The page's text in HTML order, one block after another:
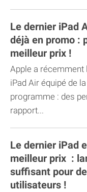
Le dernier iPad
déjà en promo :
meilleur prix !
Apple a récemment
iPad Air équipé de
programme : des
rapport...
Le dernier iPad
meilleur prix :
suffisant pour
utilisateurs !